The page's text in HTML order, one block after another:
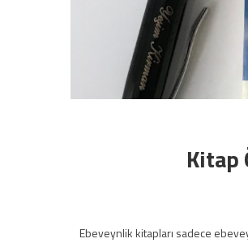
Kitap
Ebeveynlik kitapları sadece